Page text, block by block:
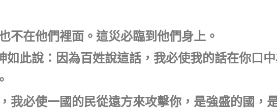
不在他們裡面。這災必臨到他們身上。
此說：因為百姓說這話，我必使我的話在你口
我必使一國的民從遠方來攻擊你，是強盛的國，